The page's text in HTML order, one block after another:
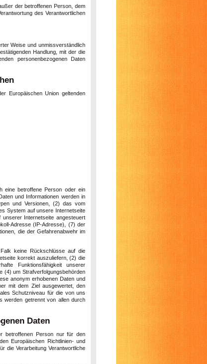
der betroffenen Person, dem
des Verantwortlichen
Weise und unmissverständlich
Handlung, mit der die
personenbezogenen Daten
Europäischen Union geltenden
eine betroffene Person oder ein
und Informationen werden in
und Versionen, (2) das vom
System auf unsere Internetseite
Internetseite angesteuert
Adresse (IP-Adresse), (7) der
die der Gefahrenabwehr im
keine Rückschlüsse auf die
korrekt auszuliefern, (2) die
Funktionsfähigkeit unserer
(4) um Strafverfolgungsbehörden
anonym erhobenen Daten und
mit dem Ziel ausgewertet, den
Schutzniveau für die von uns
werden getrennt von allen durch
Daten
betroffenen Person nur für den
Europäischen Richtlinien- und
die Verarbeitung Verantwortliche